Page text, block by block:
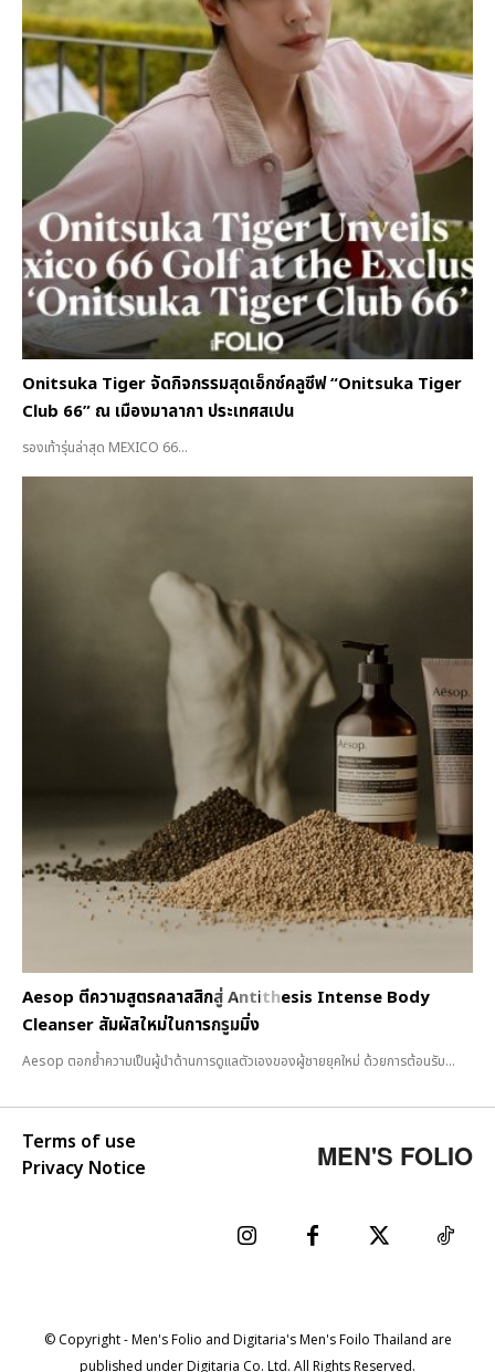
Onitsuka Tiger จัดกิจกรรมสุดเอ็กซ์คลูซีฟ “Onitsuka Tiger
Club 66” ณ เมืองมาลากา ประเทศสเปน
รองเท้ารุ่นล่าสุด MEXICO 66...
Aesop ตีความสูตรคลาสสิกสู่ Antithesis Intense Body
Cleanser สัมผัสใหม่ในการกรูมมิ่ง
Aesop ตอกย้ำความเป็นผู้นำด้านการดูแลตัวเองของผู้ชายยุคใหม่ ด้วยการต้อนรับ...
Terms of use
Privacy Notice
MEN'S FOLIO
© Copyright - Men's Folio and Digitaria's Men's Foilo Thailand are
published under Digitaria Co. Ltd. All Rights Reserved.